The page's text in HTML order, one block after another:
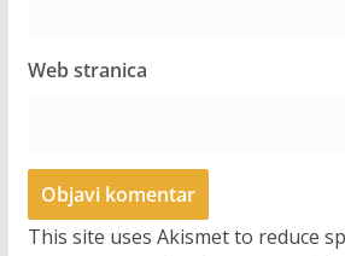
Web stranica
This site uses Akismet to reduce